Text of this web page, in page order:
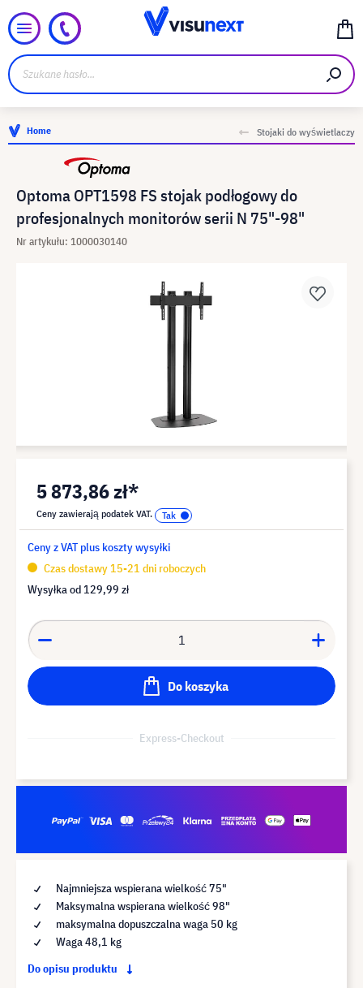
Home Stojaki do wyświetlaczy
Optoma OPT1598 FS stojak podłogowy do
profesjonalnych monitorów serii N 75"-98"
Nr artykułu: 1000030140
5 873,86 zł*
Ceny zawierają podatek VAT.
Ceny z VAT plus koszty wysyłki
Czas dostawy 15-21 dni roboczych
Wysyłka od 129,99 zł
Do koszyka
Express-Checkout
Najmniejsza wspierana wielkość 75"
Maksymalna wspierana wielkość 98"
maksymalna dopuszczalna waga 50 kg
Waga 48,1 kg
Do opisu produktu